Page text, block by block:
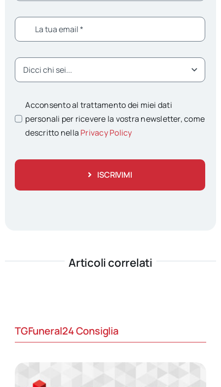
Acconsento al trattamento dei miei dati
personali per ricevere la vostra newsletter, come
descritto nella Privacy Policy
ISCRIVIMI
Articoli correlati
TGFuneral24 Consiglia